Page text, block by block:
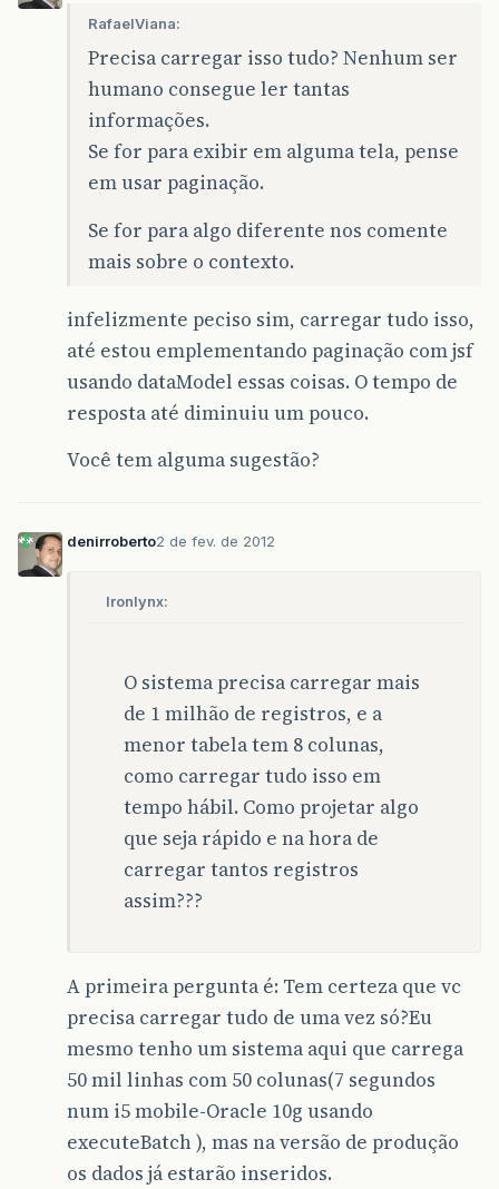
RafaelViana:
Precisa carregar isso tudo? Nenhum ser
humano consegue ler tantas
informações.
Se for para exibir em alguma tela, pense
em usar paginação.
Se for para algo diferente nos comente
mais sobre o contexto.
infelizmente peciso sim, carregar tudo isso,
até estou emplementando paginação com jsf
usando dataModel essas coisas. O tempo de
resposta até diminuiu um pouco.
Você tem alguma sugestão?
denirroberto2 de fev. de 2012
Ironlynx:
O sistema precisa carregar mais
de 1 milhão de registros, e a
menor tabela tem 8 colunas,
como carregar tudo isso em
tempo hábil. Como projetar algo
que seja rápido e na hora de
carregar tantos registros
assim???
A primeira pergunta é: Tem certeza que vc
precisa carregar tudo de uma vez só?Eu
mesmo tenho um sistema aqui que carrega
50 mil linhas com 50 colunas(7 segundos
num i5 mobile-Oracle 10g usando
executeBatch ), mas na versão de produção
os dados já estarão inseridos.